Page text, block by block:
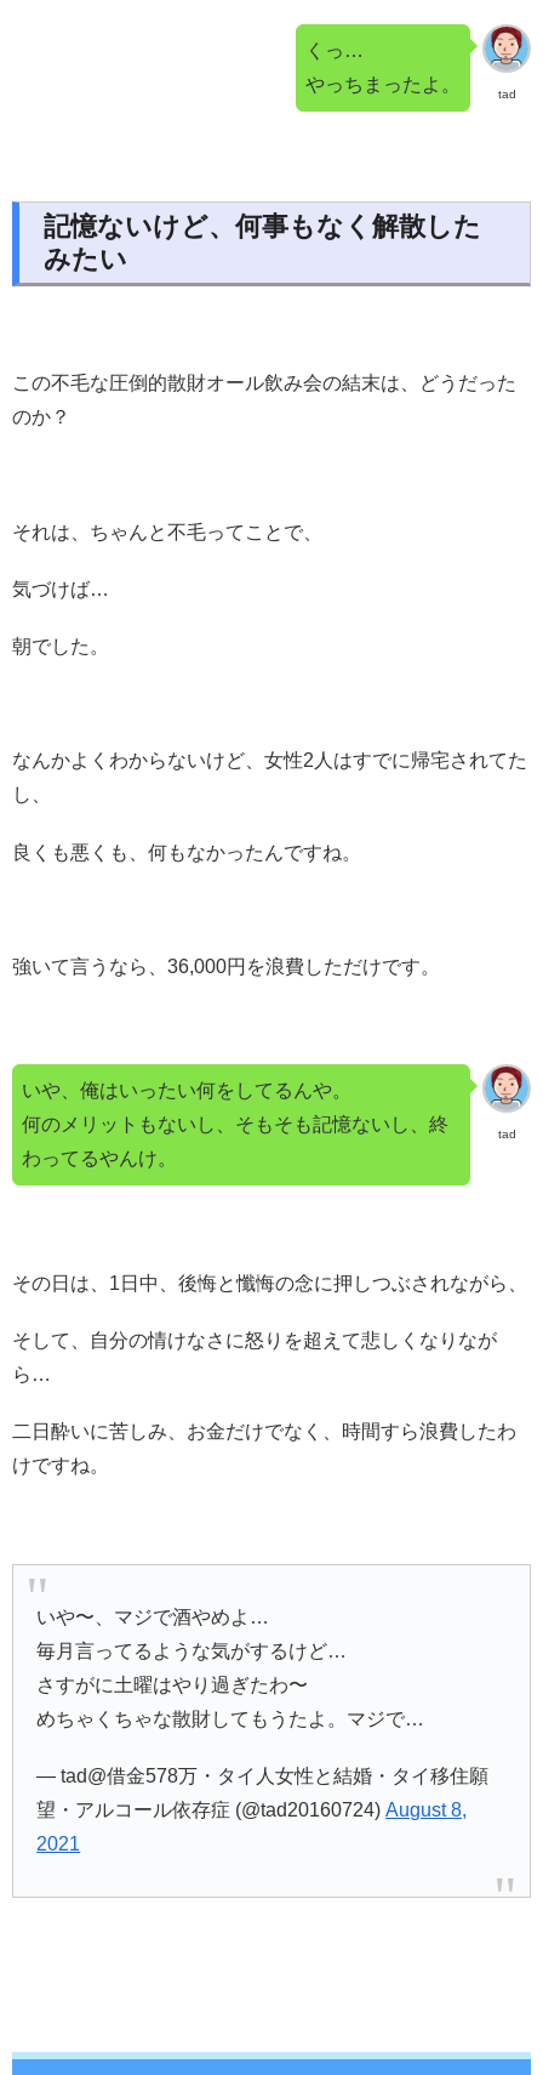
tad
くっ…
やっちまったよ。
記憶ないけど、何事もなく解散した
みたい
この不毛な圧倒的散財オール飲み会の結末は、どうだった
のか？
それは、ちゃんと不毛ってことで、
気づけば…
朝でした。
なんかよくわからないけど、女性2人はすでに帰宅されてた
し、
良くも悪くも、何もなかったんですね。
強いて言うなら、36,000円を浪費しただけです。
tad
いや、俺はいったい何をしてるんや。
何のメリットもないし、そもそも記憶ないし、終
わってるやんけ。
その日は、1日中、後悔と懺悔の念に押しつぶされながら、
そして、自分の情けなさに怒りを超えて悲しくなりなが
ら…
二日酔いに苦しみ、お金だけでなく、時間すら浪費したわ
けですね。
いや〜、マジで酒やめよ…
毎月言ってるような気がするけど…
さすがに土曜はやり過ぎたわ〜
めちゃくちゃな散財してもうたよ。マジで…
— tad@借金578万・タイ人女性と結婚・タイ移住願
望・アルコール依存症 (@tad20160724)August 8,
2021